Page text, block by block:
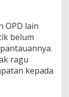
OPD lain
belum
ragu
kepada